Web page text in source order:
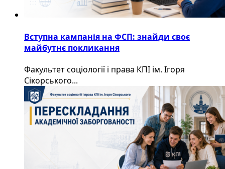
Вступна кампанія на ФСП: знайди своє
майбутнє покликання
Факультет соціології і права КПІ ім. Ігоря
Сікорського...